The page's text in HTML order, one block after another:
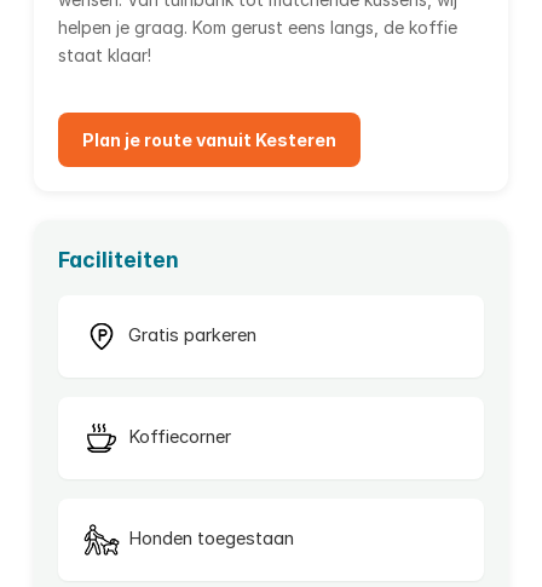
helpen je graag. Kom gerust eens langs, de koffie
staat klaar!
Plan je route vanuit Kesteren
Faciliteiten
Gratis parkeren
Koffiecorner
Honden toegestaan